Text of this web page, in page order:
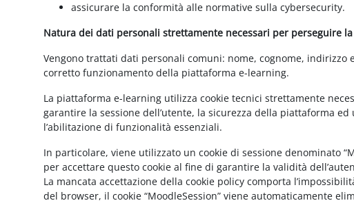
assicurare la conformità alle normative sulla cybersecurity.
Natura dei dati personali strettamente necessari per perseguire
Vengono trattati dati personali comuni: nome, cognome, indirizzo
corretto funzionamento della piattaforma e-learning.
La piattaforma e-learning utilizza cookie tecnici strettamente
garantire la sessione dell’utente, la sicurezza della piattaforma
l’abilitazione di funzionalità essenziali.
In particolare, viene utilizzato un cookie di sessione denominato
per accettare questo cookie al fine di garantire la validità
La mancata accettazione della cookie policy comporta
del browser, il cookie “MoodleSession” viene automaticamente